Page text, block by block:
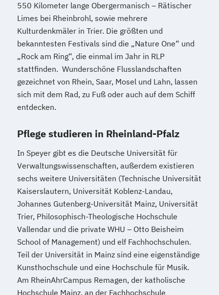
550 Kilometer lange Obergermanisch – Rätischer
Limes bei Rheinbrohl, sowie mehrere
Kulturdenkmäler in Trier. Die größten und
bekanntesten Festivals sind die „Nature One“ und
„Rock am Ring“, die einmal im Jahr in RLP
stattfinden. Wunderschöne Flusslandschaften
gezeichnet von Rhein, Saar, Mosel und Lahn, lassen
sich mit dem Rad, zu Fuß oder auch auf dem Schiff
entdecken.
Pflege studieren in Rheinland-Pfalz
In Speyer gibt es die Deutsche Universität für
Verwaltungswissenschaften, außerdem existieren
sechs weitere Universitäten (Technische Universität
Kaiserslautern, Universität Koblenz-Landau,
Johannes Gutenberg-Universität Mainz, Universität
Trier, Philosophisch-Theologische Hochschule
Vallendar und die private WHU – Otto Beisheim
School of Management) und elf Fachhochschulen.
Teil der Universität in Mainz sind eine eigenständige
Kunsthochschule und eine Hochschule für Musik.
Am RheinAhrCampus Remagen, der katholische
Hochschule Mainz, an der Fachhochschule